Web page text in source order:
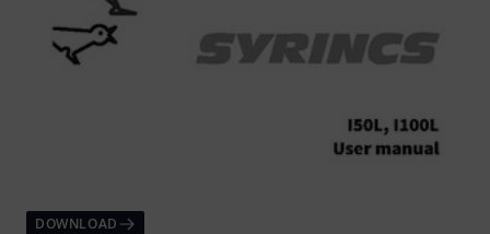
DOWNLOAD